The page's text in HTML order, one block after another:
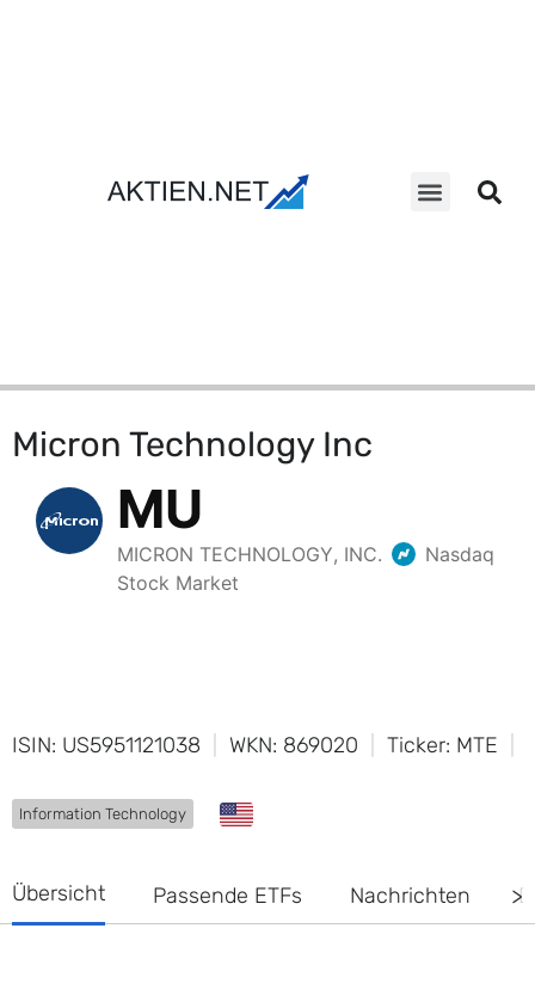
Micron Technology Inc
ISIN: US5951121038 WKN: 869020 Ticker: MTE
Information Technology
Übersicht Passende ETFs Nachrichten